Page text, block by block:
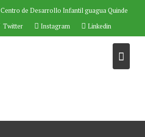
Centro de Desarrollo Infantil guagua Quinde
Twitter Instagram Linkedin